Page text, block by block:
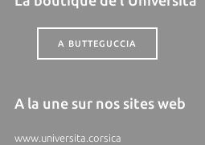
A BUTTEGUCCIA
A la une sur nos sites web
www.universita.corsica